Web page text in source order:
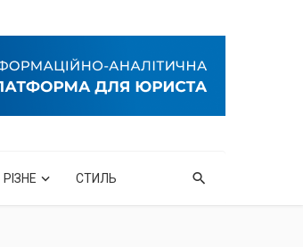
РІЗНЕ СТИЛЬ